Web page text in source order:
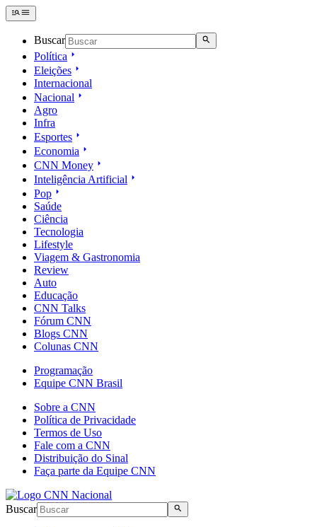
Buscar
Política
Eleições
Internacional
Nacional
Agro
Infra
Esportes
Economia
CNN Money
Inteligência Artificial
Pop
Saúde
Ciência
Tecnologia
Lifestyle
Viagem & Gastronomia
Review
Auto
Educação
CNN Talks
Fórum CNN
Blogs CNN
Colunas CNN
Programação
Equipe CNN Brasil
Sobre a CNN
Política de Privacidade
Termos de Uso
Fale com a CNN
Distribuição do Sinal
Faça parte da Equipe CNN
Buscar